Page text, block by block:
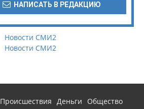
НАПИСАТЬ В РЕДАКЦИЮ
Новости СМИ2
Новости СМИ2
Происшествия Деньги
Общество